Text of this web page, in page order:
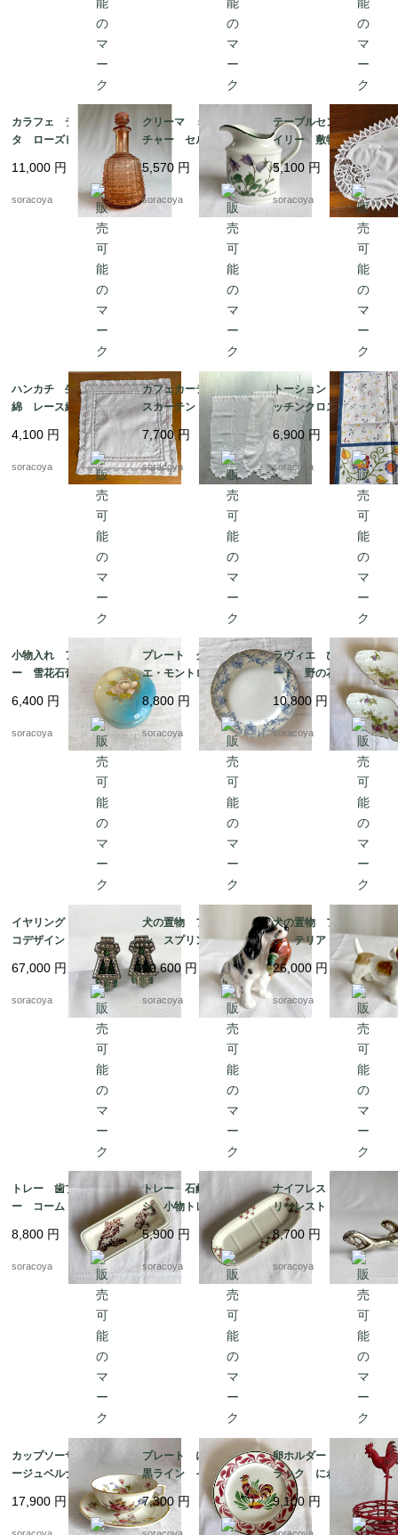
カラフェ デキャン
タ ローズピンク アー
ルデコ 水差し 19tw
m16
11,000 円
soracoya
クリーマ ミルクピッ
チャー セルトマンヴ
ァイデン ババリア 1
2kwew13
5,570 円
soracoya
テーブルセンター ド
イリー 敷物 レース
リネン オーバル型 12
clec3
5,100 円
soracoya
ハンカチ 生成り色木
綿 レース縁取り 白
糸刺繍 ティーナプキ
ン 19cld37
4,100 円
soracoya
カフェカーテン レー
スカーテン とんぼ刺
繍 ２枚組 12cleh22
7,700円
soracoya
トーション ２枚組 キ
ッチンクロス テーブ
ルマット イタリア
製 レトロ カラフル
ヴィンテージ 12clem
23
6,900 円
soracoya
小物入れ アラバスタ
ー 雪花石膏 イタリ
ア製 天然石 花プリ
ント
6,400 円
soracoya
プレート クレイユ・
エ・モントロー 平皿 蔦
レリーフ デザート
19twm84-2
8,800円
soracoya
ラヴィエ ひし形プレ
ート 野の花 オード
ブル プチガトー お
やつおつまみ 2枚セッ
ト 19twm70
10,800 円
soracoya
イヤリング アールデ
コデザイン エメラルド
グリーン エナメル加
工 12acen27
67,000 円
soracoya
犬の置物 フィギュリ
ン スプリンガースパ
ニエルとキジ 猟犬
ロイヤルドルトン 19
otm43-2
20,600 円
soracoya
犬の置物 フィギュリ
ン テリア 陶器製
ロイヤルドックス 19
otm43
26,000 円
soracoya
トレー 歯ブラシトレ
ー コームトレー 細
長陶器皿 植物画 ボ
タニカル 19otm25
8,800 円
soracoya
トレー 石鹸 歯ブラ
シ 小物トレー オン
ナング窯 19twm8-2
5,900 円
soracoya
ナイフレスト カトラ
リーレスト 箸置きに
も アニマル 馬 2個
セット 12twew10
8,700 円
soracoya
カップソーサー リモ
ージュベルナルド フ
ローラル 金彩 ヴィ
ンテージ 12twep3
17,900 円
プレート にわとり
黒ライン イエローポ
イント 飾り皿 雄
鶏 リュネビル 19twm
22
7,300 円
卵ホルダー ワイヤー
ラック にわとり 雄
鶏 赤ワイヤー ワイ
ヤーエッグバスケット
12kwem22
9,100 円